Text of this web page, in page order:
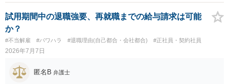
くしている場合があります。被告がこれ以上ありませんと言えば終わ
るかと思います。ご参考にしてください。
試用期間中の退職強要、再就職までの給与請求は可能
か？
#不当解雇 #パワハラ #退職理由(自己都合・会社都合) #正社員・契約社員
2026年7月7日
匿名B 弁護士